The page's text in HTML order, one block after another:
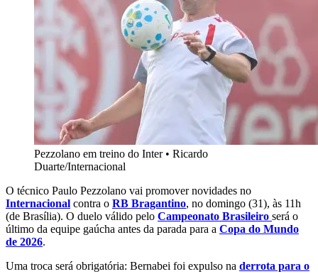
Pezzolano em treino do Inter• Ricardo
Duarte/Internacional
O técnico Paulo Pezzolano vai promover novidades no
Internacional contra o RB Bragantino, no domingo (31), às 11h
(de Brasília). O duelo válido pelo Campeonato Brasileiro será o
último da equipe gaúcha antes da parada para a Copa do Mundo
de 2026.
Uma troca será obrigatória: Bernabei foi expulso na derrota para o